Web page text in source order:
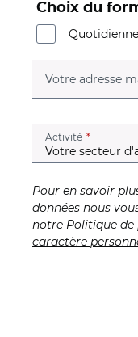
Choix du
Quotidienne
Votre adresse
Activité (champ
Pour en savoir
données nous
notre Politique de
caractère